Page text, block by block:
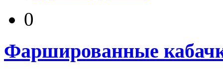
0
Фаршированные